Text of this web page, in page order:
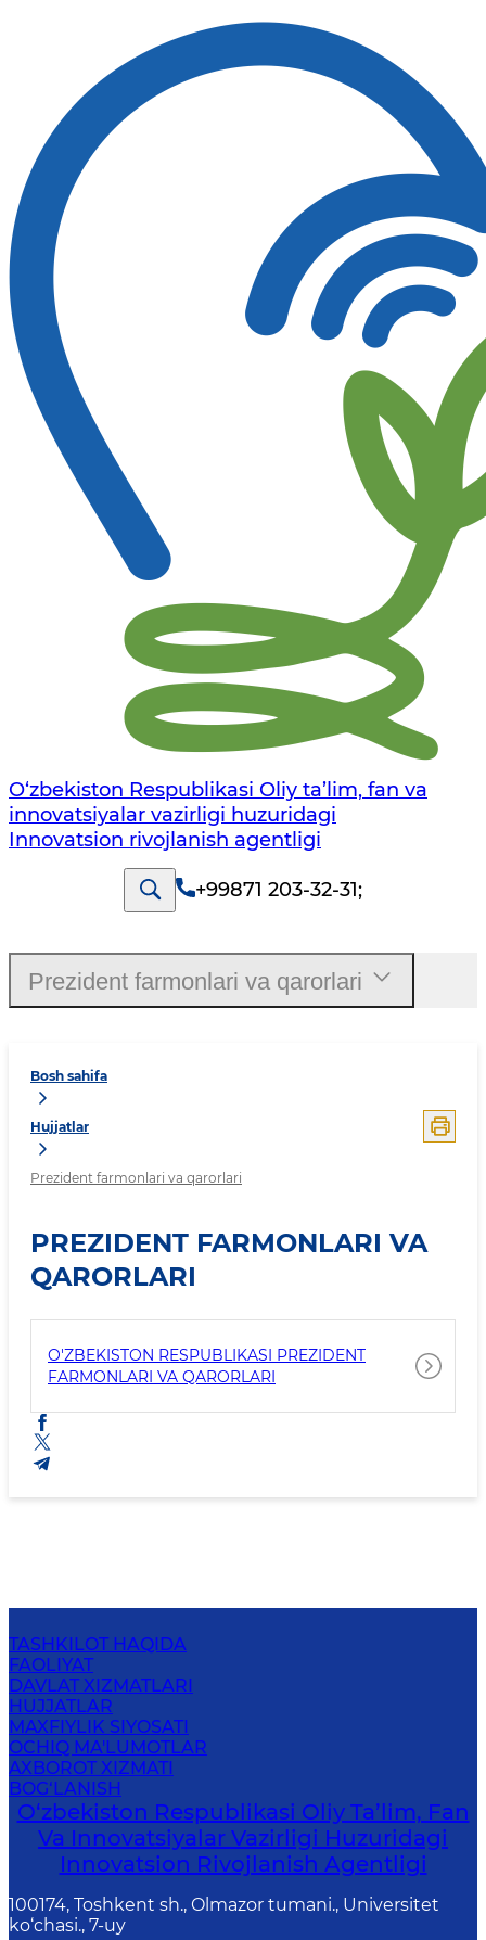
O‘zbekiston Respublikasi Oliy ta’lim, fan va
innovatsiyalar vazirligi huzuridagi
Innovatsion rivojlanish agentligi
+99871 203-32-31;
Bosh sahifa
Hujjatlar
Prezident farmonlari va qarorlari
PREZIDENT FARMONLARI VA
QARORLARI
O'ZBEKISTON RESPUBLIKASI PREZIDENT
FARMONLARI VA QARORLARI
Prezident farmonlari va qarorlari
TASHKILOT HAQIDA
FAOLIYAT
DAVLAT XIZMATLARI
HUJJATLAR
MAXFIYLIK SIYOSATI
OCHIQ MA'LUMOTLAR
AXBOROT XIZMATI
BOG‘LANISH
O‘zbekiston Respublikasi Oliy Ta’lim, Fan
Va Innovatsiyalar Vazirligi Huzuridagi
Innovatsion Rivojlanish Agentligi
100174, Toshkent sh., Olmazor tumani., Universitet
ko‘chasi., 7-uy